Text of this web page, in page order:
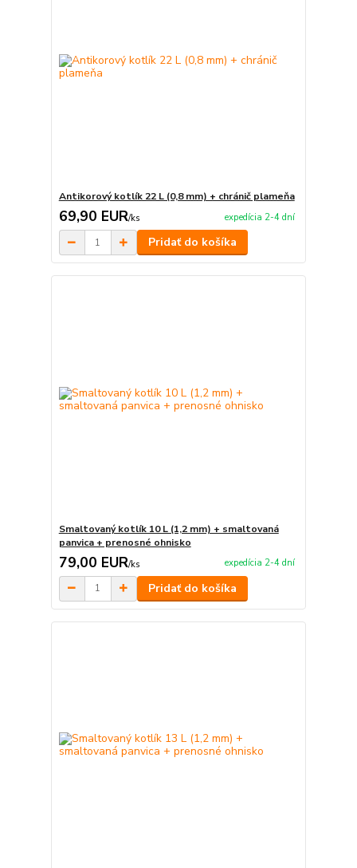
Antikorový kotlík 22 L (0,8 mm) + chránič plameňa
69,90 EUR/ks expedícia 2-4 dní
Pridať do košíka
Smaltovaný kotlík 10 L (1,2 mm) + smaltovaná
panvica + prenosné ohnisko
79,00 EUR/ks expedícia 2-4 dní
Pridať do košíka